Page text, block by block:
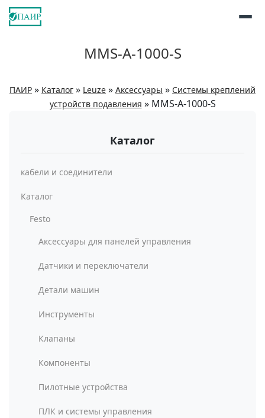
MMS-A-1000-S
ПАИР » Каталог » Leuze » Аксессуары » Системы креплений
устройств подавления » MMS-A-1000-S
Каталог
кабели и соединители
Каталог
Festo
Аксессуары для панелей управления
Датчики и переключатели
Детали машин
Инструменты
Клапаны
Компоненты
Пилотные устройства
ПЛК и системы управления